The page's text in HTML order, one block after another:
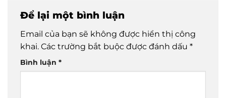
Để lại một bình luận
Email của bạn sẽ không được hiển thị công
khai. Các trường bắt buộc được đánh dấu *
Bình luận *